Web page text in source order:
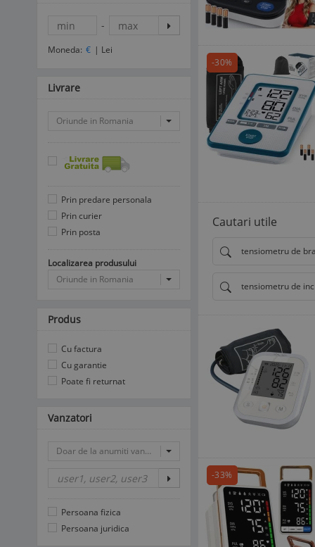
-30%
Cautari utile
tensiometru de
tensiometru de
-33%
-
Moneda: € | Lei
Livrare
Oriunde in Romania
Prin predare personala
Prin curier
Prin posta
Localizarea produsului
Oriunde in Romania
Produs
Cu factura
Cu garantie
Poate fi returnat
Vanzatori
Doar de la anumiti vanzatori
Persoana fizica
Persoana juridica